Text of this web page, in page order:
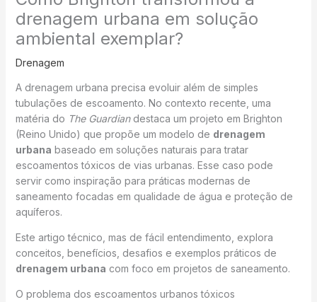
drenagem urbana em solução
ambiental exemplar?
Drenagem
A drenagem urbana precisa evoluir além de simples
tubulações de escoamento. No contexto recente, uma
matéria do The Guardiandestaca um projeto em Brighton
(Reino Unido) que propõe um modelo de drenagem
urbana baseado em soluções naturais para tratar
escoamentos tóxicos de vias urbanas. Esse caso pode
servir como inspiração para práticas modernas de
saneamento focadas em qualidade de água e proteção de
aquíferos.
Este artigo técnico, mas de fácil entendimento, explora
conceitos, benefícios, desafios e exemplos práticos de
drenagem urbana com foco em projetos de saneamento.
O problema dos escoamentos urbanos tóxicos